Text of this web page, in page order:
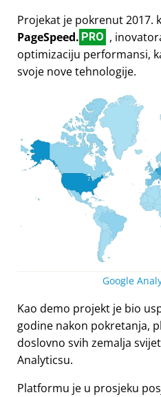
Projekat je pokrenut 2017.
PageSpeed. PRO ,
optimizaciju performansi,
svoje nove tehnologije.
Google
Kao demo projekt je bio
godine nakon pokretanja,
doslovno svih zemalja
Analyticsu.
Platformu je u prosjeku